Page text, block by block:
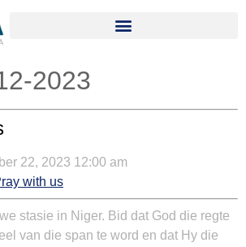
2023
22, 2023 12:00 am
with us
stasie in Niger. Bid dat God die regte
van die span te word en dat Hy die